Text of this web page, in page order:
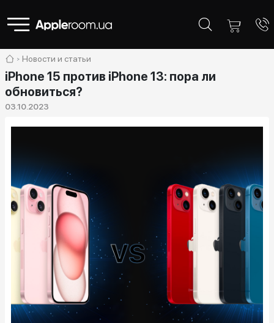
Новости и статьи
iPhone 15 против iPhone 13: пора ли
обновиться?
03.10.2023